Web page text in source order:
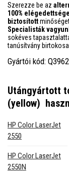
Szerezze be az
100%
biztosított
Specialisták
sokéves
tanúsítvány birtokosa.
Gyártói kód:
Utángyártott
(yellow)
HP Color LaserJet
2550
HP Color LaserJet
2550N